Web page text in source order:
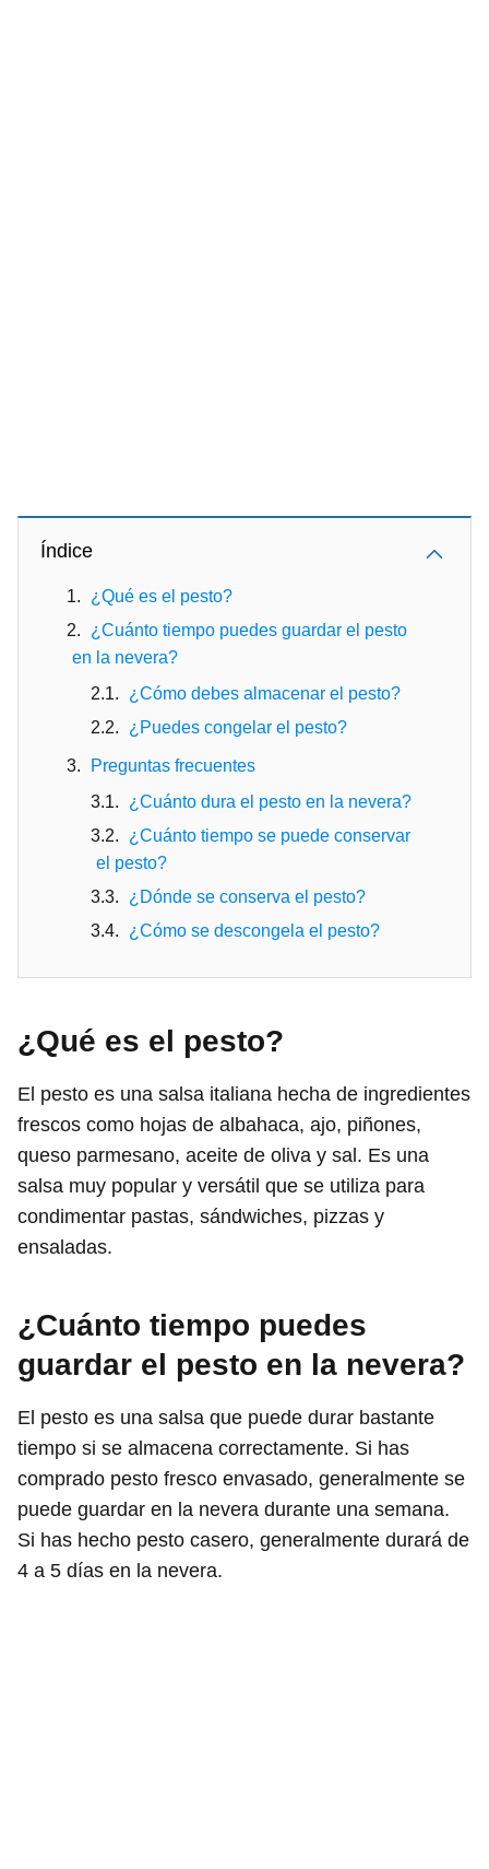
Índice
¿Qué es el pesto?
¿Cuánto tiempo puedes guardar el pesto
en la nevera?
¿Cómo debes almacenar el pesto?
¿Puedes congelar el pesto?
Preguntas frecuentes
¿Cuánto dura el pesto en la nevera?
¿Cuánto tiempo se puede conservar
el pesto?
¿Dónde se conserva el pesto?
¿Cómo se descongela el pesto?
¿Qué es el pesto?
El pesto es una salsa italiana hecha de ingredientes
frescos como hojas de albahaca, ajo, piñones,
queso parmesano, aceite de oliva y sal. Es una
salsa muy popular y versátil que se utiliza para
condimentar pastas, sándwiches, pizzas y
ensaladas.
¿Cuánto tiempo puedes
guardar el pesto en la nevera?
El pesto es una salsa que puede durar bastante
tiempo si se almacena correctamente. Si has
comprado pesto fresco envasado, generalmente se
puede guardar en la nevera durante una semana.
Si has hecho pesto casero, generalmente durará de
4 a 5 días en la nevera.